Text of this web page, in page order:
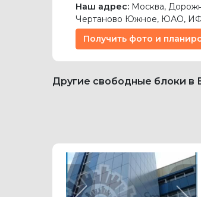
Наш адрес: Москва,
Чертаново Южное, ЮАО,
Получить фото и
Другие свободные блоки в